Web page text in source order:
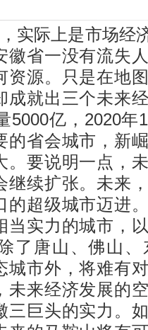
际上是市场经济
徽省一没有流失
资源。只是在地
成就出三个未来
5000亿，2020
的省会城市，新
。要说明一点，
继续扩张。未来
的超级城市迈进
当实力的城市，
了唐山、佛山
城市外，将难有
未来经济发展的
三巨头的实力。